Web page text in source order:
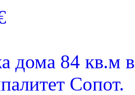
дома 84 кв.м
Сопот.